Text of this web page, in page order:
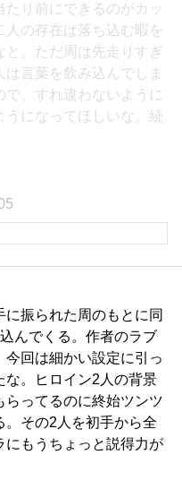
り前にできるのがカッ
人の存在は落ち込む暇を
と。ただ周は先走りすぎ
言葉を飲み込んでしま
、すれ違わないように
うになってほしいな。続
振られた周のもとに同
んでくる。作者のラブ
今回は細かい設定に引っ
な。ヒロイン2人の背景
らってるのに終始ツンツ
。その2人を初手から全
にもうちょっと説得力が